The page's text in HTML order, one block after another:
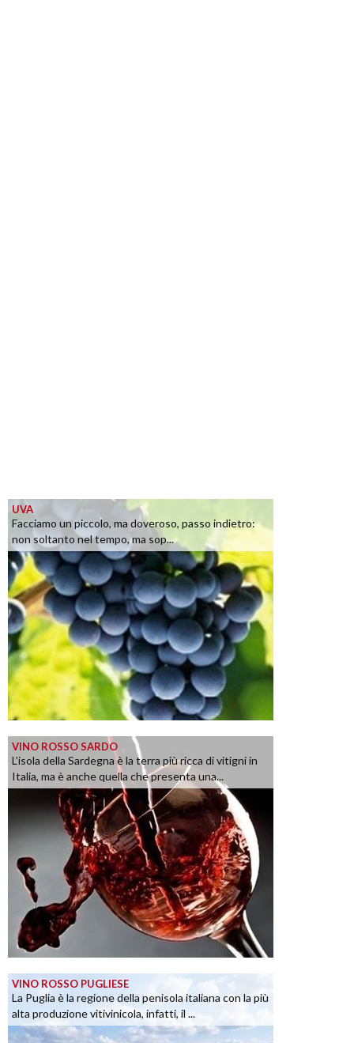
UVA
Facciamo un piccolo, ma doveroso, passo indietro:
non soltanto nel tempo, ma sop...
VINO ROSSO SARDO
L’isola della Sardegna è la terra più ricca di vitigni in
Italia, ma è anche quella che presenta una...
VINO ROSSO PUGLIESE
La Puglia è la regione della penisola italiana con la più
alta produzione vitivinicola, infatti, il ...